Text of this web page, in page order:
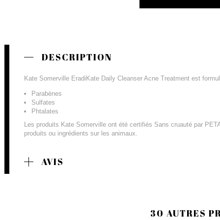
DESCRIPTION
Kate Somerville EradiKate Daily Cleanser Acne Treatment est
Parabènes
Sulfates
Phtalates
Les produits Kate Somerville ont été certifiés Sans cruauté par
produits ou ingrédients sur les animaux.
AVIS
30 AUTRES